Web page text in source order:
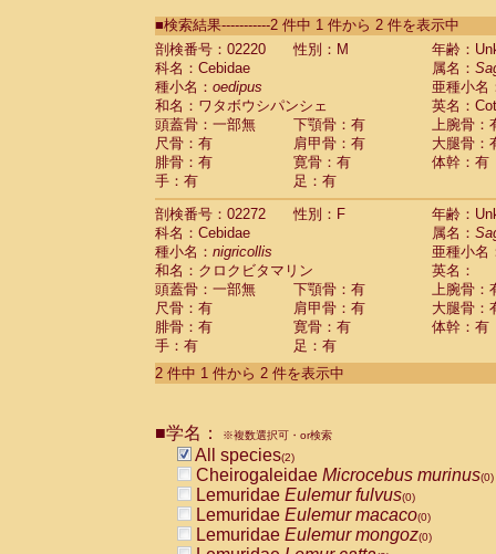
CebidaeSaguinus labiatus(0)
Cebidae Saguinus leucopus (0)
Cebidae
Cebidae
CebidaeSaguinus nigricollis (1)
Cebidae Saguinus oedipus
Cebidae Saguinus weddelli
Cebidae Saguinusspp.
Cebidae Aotus trivirgatus
Cebidae Cebus albifrons
Cebidae
CebidaeCebus capucinus
CebidaeCebus nigrivittatus
Cebidae Cebusspp.(0)
Cebidae Saimiri boliviensis
Cebidae Saimiri sciureus
Atelidae Alouatta caraya
AtelidaeAlouatta fusca
AtelidaeAlouatta seniculus
AtelidaeAteles belzebuth
AtelidaeAteles geoffroyi
AtelidaeAteles paniscus(0)
AtelidaeAtelesspp. (0)
AtelidaeLagothrix lagothricha
AtelidaeLagothrix lagothricha cana
PitheciidaeCacajao calvus
■検索結果-----------2 件中 1 件から 2 件を表示中
剖検番号：02220
性別：M
年齢：
科名：Cebidae
属名：
種小名： oedipus
亜種小名
和名：ワタボウシパンシェ
英名：
頭蓋骨：一部無
下顎骨：有
上腕骨：
尺骨：有
肩甲骨：有
大腿骨：
腓骨：有
寛骨：有
体幹：有
手：有
足：有
剖検番号：02272
性別：F
年齢：
科名：Cebidae
属名：
種小名： nigricollis
亜種小名
和名：クロクビタマリン
英名：
頭蓋骨：一部無
下顎骨：有
上腕骨：
尺骨：有
肩甲骨：有
大腿骨：
腓骨：有
寛骨：有
体幹：有
手：有
足：有
2 件中 1 件から 2 件を表示中
■学名： ※複数選択可・or検索
All species(2)
Cheirogaleidae Microcebus murinus(0)
Lemuridae Eulemur fulvus(0)
Lemuridae Eulemur macaco(0)
Lemuridae Eulemur mongoz(0)